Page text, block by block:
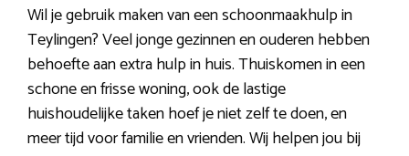
Wil je gebruik maken van een schoonmaakhulp in
Teylingen? Veel jonge gezinnen en ouderen hebben
behoefte aan extra hulp in huis. Thuiskomen in een
schone en frisse woning, ook de lastige
huishoudelijke taken hoef je niet zelf te doen, en
meer tijd voor familie en vrienden. Wij helpen jou bij